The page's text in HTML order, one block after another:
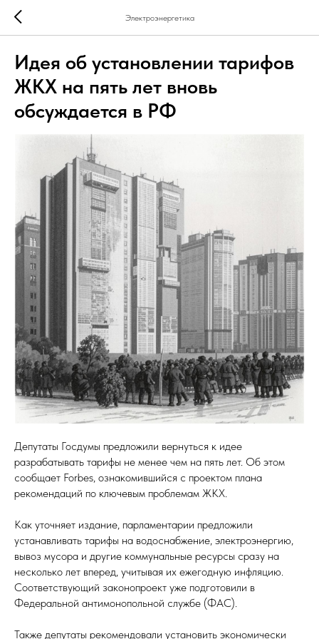
Электроэнергетика
Идея об установлении тарифов
ЖКХ на пять лет вновь
обсуждается в РФ
Депутаты Госдумы предложили вернуться к идее
разрабатывать тарифы не менее чем на пять лет. Об этом
сообщает Forbes, ознакомившийся с проектом плана
рекомендаций по ключевым проблемам ЖКХ.
Как уточняет издание, парламентарии предложили
устанавливать тарифы на водоснабжение, электроэнергию,
вывоз мусора и другие коммунальные ресурсы сразу на
несколько лет вперед, учитывая их ежегодную инфляцию.
Соответствующий законопроект уже подготовили в
Федеральной антимонопольной службе (ФАС).
Также депутаты рекомендовали установить экономически